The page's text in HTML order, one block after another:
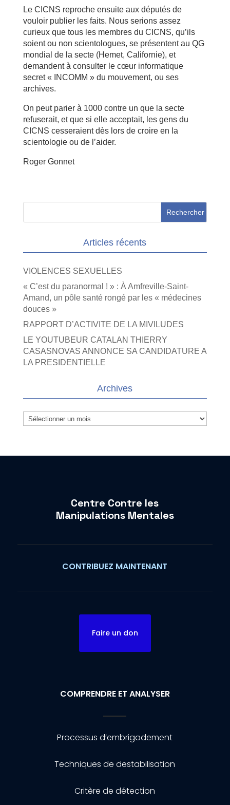
Le CICNS reproche ensuite aux députés de
vouloir publier les faits. Nous serions assez
curieux que tous les membres du CICNS, qu’ils
soient ou non scientologues, se présentent au QG
mondial de la secte (Hemet, Californie), et
demandent à consulter le cœur informatique
secret « INCOMM » du mouvement, ou ses
archives.
On peut parier à 1000 contre un que la secte
refuserait, et que si elle acceptait, les gens du
CICNS cesseraient dès lors de croire en la
scientologie ou de l’aider.
Roger Gonnet
Articles récents
VIOLENCES SEXUELLES
« C’est du paranormal ! » : À Amfreville-Saint-
Amand, un pôle santé rongé par les « médecines
douces »
RAPPORT D’ACTIVITE DE LA MIVILUDES
LE YOUTUBEUR CATALAN THIERRY
CASASNOVAS ANNONCE SA CANDIDATURE A
LA PRESIDENTIELLE
Archives
Archives
Centre Contre les
Manipulations Mentales
CONTRIBUEZ MAINTENANT
Faire un don
COMPRENDRE ET ANALYSER
Processus d’embrigadement
Techniques de destabilisation
Critère de détection